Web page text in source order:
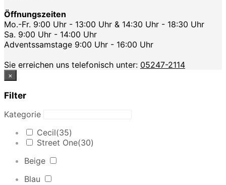
Öffnungszeiten
Mo.-Fr. 9:00 Uhr - 13:00 Uhr & 14:30 Uhr - 18:30 Uhr
Sa. 9:00 Uhr - 14:00 Uhr
Adventssamstage 9:00 Uhr - 16:00 Uhr
Sie erreichen uns telefonisch unter: 05247-2114
×
Filter
Kategorie
Cecil(35)
Street One(30)
Beige
Blau